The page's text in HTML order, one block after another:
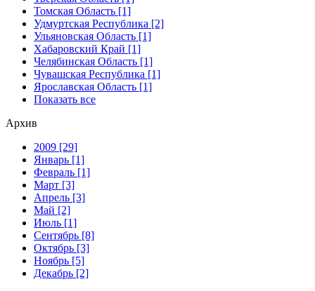
Томская Область [1]
Удмуртская Республика [2]
Ульяновская Область [1]
Хабаровский Край [1]
Челябинская Область [1]
Чувашская Республика [1]
Ярославская Область [1]
Показать все
Архив
2009 [29]
Январь [1]
Февраль [1]
Март [3]
Апрель [3]
Май [2]
Июль [1]
Сентябрь [8]
Октябрь [3]
Ноябрь [5]
Декабрь [2]